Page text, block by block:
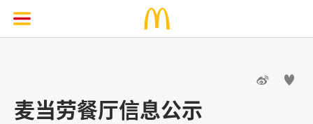
 
麦当劳餐厅信息公示